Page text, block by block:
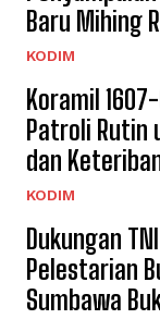
Baru Mihing
KODIM
Koramil
Patroli Rutin
dan
KODIM
Dukungan
Pelestarian
Sumbawa